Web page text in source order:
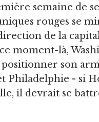
semaine de
rouges se
de la
moment-là,
positionner son
Philadelphie - si
il devrait se